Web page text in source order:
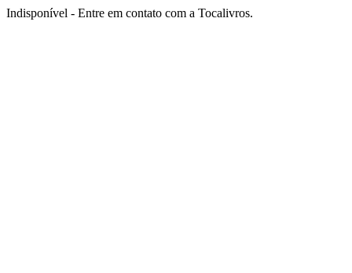
Indisponível - Entre em contato com a Tocalivros.